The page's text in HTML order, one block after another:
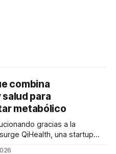
combina
para
metabólico
gracias a la
QiHealth, una startup